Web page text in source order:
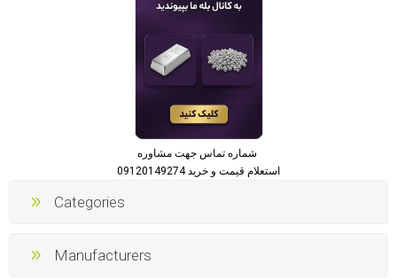
استعلام قیمت و خرید 09120149274
Categories
Manufacturers